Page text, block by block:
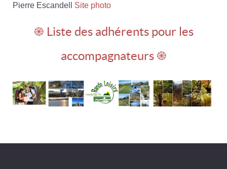
Pierre Escandell Site photo
֎ Liste des adhérents pour les
accompagnateurs ֎